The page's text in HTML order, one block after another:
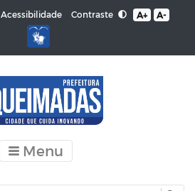
Acessibilidade Contraste A+ A-
Menu